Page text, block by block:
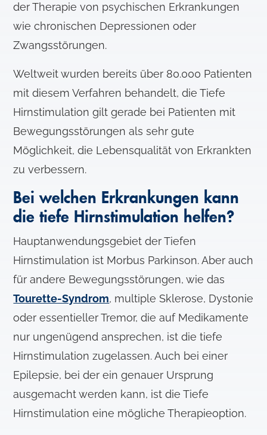
der Therapie von psychischen Erkrankungen
wie chronischen Depressionen oder
Zwangsstörungen.
Weltweit wurden bereits über 80.000 Patienten
mit diesem Verfahren behandelt, die Tiefe
Hirnstimulation gilt gerade bei Patienten mit
Bewegungsstörungen als sehr gute
Möglichkeit, die Lebensqualität von Erkrankten
zu verbessern.
Bei welchen Erkrankungen kann
die tiefe Hirnstimulation helfen?
Hauptanwendungsgebiet der Tiefen
Hirnstimulation ist Morbus Parkinson. Aber auch
für andere Bewegungsstörungen, wie das
Tourette-Syndrom, multiple Sklerose, Dystonie
oder essentieller Tremor, die auf Medikamente
nur ungenügend ansprechen, ist die tiefe
Hirnstimulation zugelassen. Auch bei einer
Epilepsie, bei der ein genauer Ursprung
ausgemacht werden kann, ist die Tiefe
Hirnstimulation eine mögliche Therapieoption.